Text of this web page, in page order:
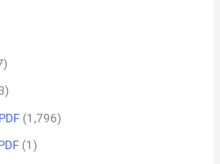
(1,796)
(1)